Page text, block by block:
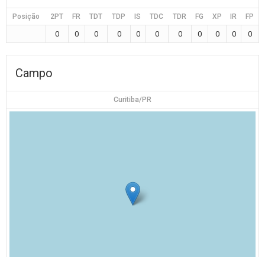
Posição 2PT FR TDT TDP IS TDC TDR FG XP IR FP
0 0 0 0 0 0 0 0 0 0 0
Campo
Curitiba/PR